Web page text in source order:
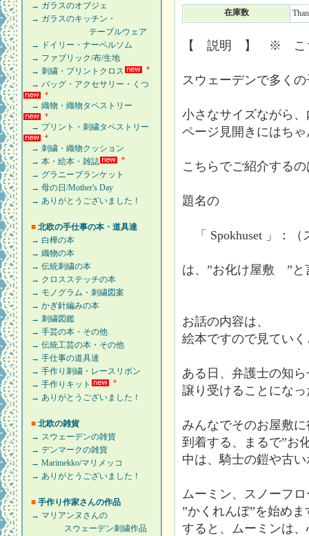
→ ガラスのオブジェ
→ ガラスのキッチン・
テーブルウェア
→ ドイリー・ナーベルソム
→ ファブリック/布/生地
→ 刺繍・プリントクロス
→ バッグ・アクセサリー・くつ
→ 織物・織物タペストリー
→ プリント・刺繍タペストリー
→ 刺繍・織物クッション
→ 本・絵本・雑誌
→ グラニーブランケット
→ 母の日/Mother's Day
→ ありがとうございました！
■ 北欧の手仕事の本・道具達
→ 白樺の本
→ 織物の本
→ 伝統刺繍の本
→ クロスステッチの本
→ モノグラム・刺繍図案
→ かぎ針編みの本
→ 刺繍図鑑
→ 手芸の本・その他
→ 伝統工芸の本・その他
→ 手仕事の道具達
→ 手作り刺繍・レースリボン
→ 手作りキット
→ ありがとうございました！
■ 北欧の雑貨
→ スウェーデンの雑貨
→ デンマークの雑貨
→ Marimekko/マリメッコ
→ ありがとうございました！
■ 手作り作家さんの作品
→ マリアンヌさんの
スウェーデン刺繍作品
在庫数
【 説明 】 ※ こち
スウェーデンで多く
小さなサイズながら
ページ見開きにはち
こちらでご紹介する
題名の
「 Spokhuset 」：（
は、”お化け屋敷 ”と
お話の内容は、
絵本ですので見てい
ある日、弁護士の知
譲り受けることにな
みんなでそのお屋敷
到着する、まるで”お
中は、騎士の鎧や古
ムーミン、スノーフ
”かくれんぼ”を始めま
すると、ムーミンは